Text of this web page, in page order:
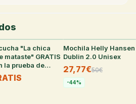
38
"La chica
mataste" GRATIS
la prueba de
32°
Mochila Helly Hansen
Dublin 2.0 Unisex
27,77€50€
-44%